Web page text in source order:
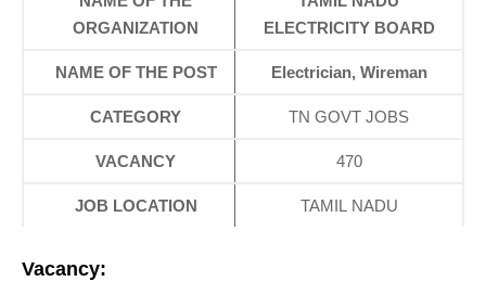
ORGANIZATION
ELECTRICITY BOARD
NAME OF THE POST Electrician, Wireman
CATEGORY TN GOVT JOBS
VACANCY 470
JOB LOCATION TAMIL NADU
Vacancy: